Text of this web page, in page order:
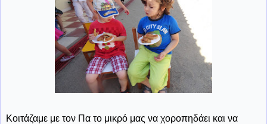
Κοιτάζαμε με τον Πα το μικρό μας να χοροπηδάει και να